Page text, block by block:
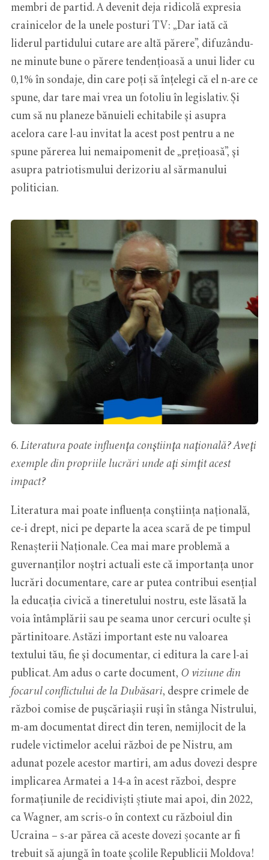
membri de partid. A devenit deja ridicolă expresia
crainicelor de la unele posturi TV: „Dar iată că
liderul partidului cutare are altă părere”, difuzându-
ne minute bune o părere tendențioasă a unui lider cu
0,1% în sondaje, din care poţi să înțelegi că el n-are ce
spune, dar tare mai vrea un fotoliu în legislativ. Şi
cum să nu planeze bănuieli echitabile şi asupra
acelora care l-au invitat la acest post pentru a ne
spune părerea lui nemaipomenit de „prețioasă”, şi
asupra patriotismului derizoriu al sărmanului
politician.
6.Literatura poate influenţa conştiinţa naţională? Aveţi
exemple din propriile lucrări unde aţi simţit acest
impact?
Literatura mai poate influenţa conştiinţa naţională,
ce-i drept, nici pe departe la acea scară de pe timpul
Renașterii Naţionale. Cea mai mare problemă a
guvernanților noştri actuali este că importanța unor
lucrări documentare, care ar putea contribui esențial
la educația civică a tineretului nostru, este lăsată la
voia întâmplării sau pe seama unor cercuri oculte şi
părtinitoare. Astăzi important este nu valoarea
textului tău, fie şi documentar, ci editura la care l-ai
publicat. Am adus o carte document, O viziune din
focarul conflictului de la Dubăsari, despre crimele de
război comise de puşcăriaşii ruşi în stânga Nistrului,
m-am documentat direct din teren, nemijlocit de la
rudele victimelor acelui război de pe Nistru, am
adunat pozele acestor martiri, am adus dovezi despre
implicarea Armatei a 14-a în acest război, despre
formațiunile de recidiviști știute mai apoi, din 2022,
ca Wagner, am scris-o în context cu războiul din
Ucraina – s-ar părea că aceste dovezi șocante ar fi
trebuit să ajungă în toate şcolile Republicii Moldova!